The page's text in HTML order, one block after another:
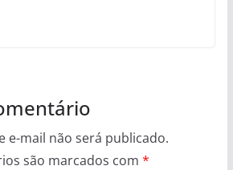
e-mail não será publicado.
são marcados com *